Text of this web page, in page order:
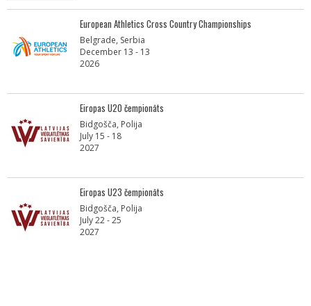
European Athletics Cross Country Championships
Belgrade, Serbia
December 13 - 13
2026
Eiropas U20 čempionāts
Bidgošča, Polija
July 15 - 18
2027
Eiropas U23 čempionāts
Bidgošča, Polija
July 22 - 25
2027